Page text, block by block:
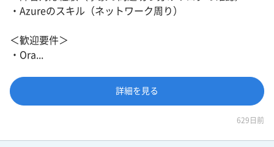
・Azureのスキル（ネットワーク周り）
＜歓迎要件＞
・Ora...
詳細を見る
629日前